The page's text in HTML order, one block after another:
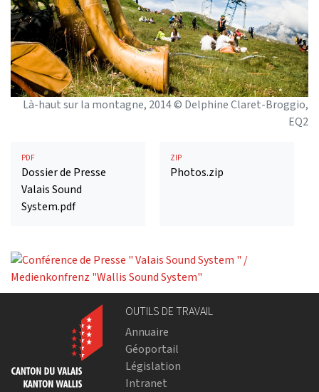
Là-haut sur la montagne, 2014 © Delphine Claret-Broggio,
EQ2
PDF
Dossier de Presse
Valais Sound
System.pdf
ZIP
Photos.zip
OUTILS DE TRAVAIL
Annuaire
Géoportail
Législation
Intranet